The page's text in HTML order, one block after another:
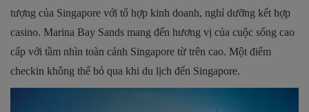
tượng của Singapore với tổ hợp kinh doanh, nghỉ dưỡng kết hợp
casino. Marina Bay Sands mang đến hương vị của cuộc sống cao
cấp với tầm nhìn toàn cảnh Singapore từ trên cao. Một điểm
checkin không thể bỏ qua khi du lịch đến Singapore.